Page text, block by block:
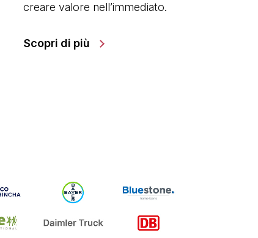
creare valore nell’immediato.
Scopri di più